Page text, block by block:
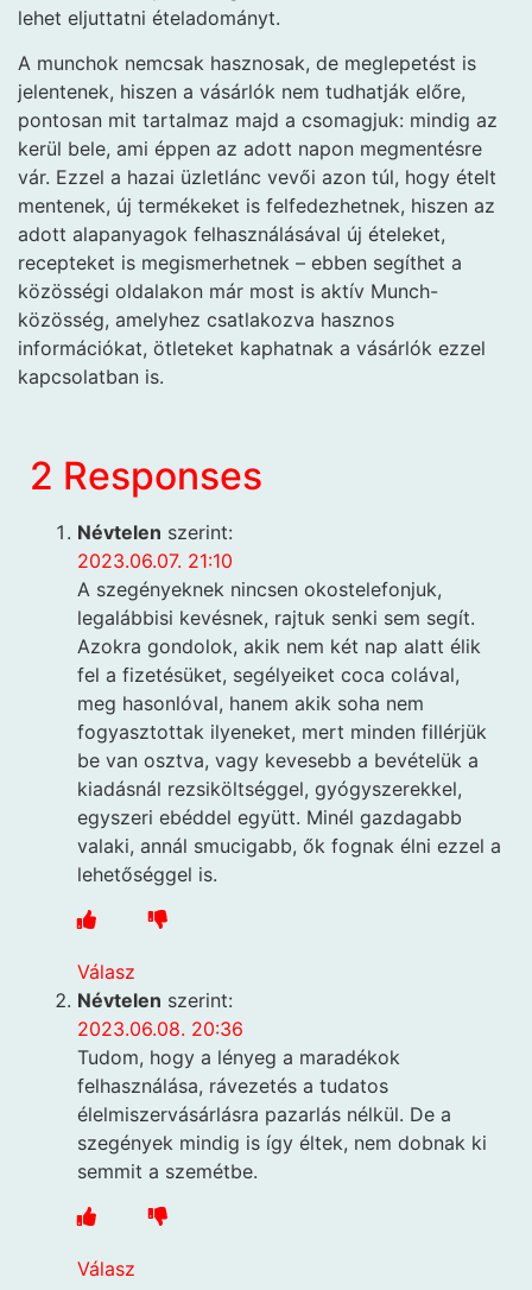
lehet eljuttatni ételadományt.
A munchok nemcsak hasznosak, de meglepetést is
jelentenek, hiszen a vásárlók nem tudhatják előre,
pontosan mit tartalmaz majd a csomagjuk: mindig az
kerül bele, ami éppen az adott napon megmentésre
vár. Ezzel a hazai üzletlánc vevői azon túl, hogy ételt
mentenek, új termékeket is felfedezhetnek, hiszen az
adott alapanyagok felhasználásával új ételeket,
recepteket is megismerhetnek – ebben segíthet a
közösségi oldalakon már most is aktív Munch-
közösség, amelyhez csatlakozva hasznos
információkat, ötleteket kaphatnak a vásárlók ezzel
kapcsolatban is.
2 Responses
Névtelen szerint:
2023.06.07. 21:10
A szegényeknek nincsen okostelefonjuk,
legalábbisi kevésnek, rajtuk senki sem segít.
Azokra gondolok, akik nem két nap alatt élik
fel a fizetésüket, segélyeiket coca colával,
meg hasonlóval, hanem akik soha nem
fogyasztottak ilyeneket, mert minden fillérjük
be van osztva, vagy kevesebb a bevételük a
kiadásnál rezsiköltséggel, gyógyszerekkel,
egyszeri ebéddel együtt. Minél gazdagabb
valaki, annál smucigabb, ők fognak élni ezzel a
lehetőséggel is.
Válasz
Névtelen szerint:
2023.06.08. 20:36
Tudom, hogy a lényeg a maradékok
felhasználása, rávezetés a tudatos
élelmiszervásárlásra pazarlás nélkül. De a
szegények mindig is így éltek, nem dobnak ki
semmit a szemétbe.
Válasz